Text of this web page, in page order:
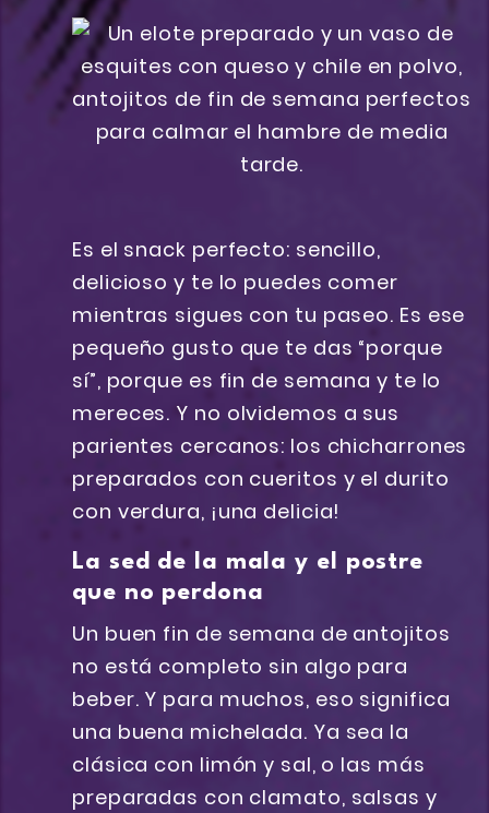
Es el snack perfecto: sencillo,
delicioso y te lo puedes comer
mientras sigues con tu paseo. Es ese
pequeño gusto que te das “porque
sí”, porque es fin de semana y te lo
mereces. Y no olvidemos a sus
parientes cercanos: los chicharrones
preparados con cueritos y el durito
con verdura, ¡una delicia!
La sed de la mala y el postre
que no perdona
Un buen fin de semana de antojitos
no está completo sin algo para
beber. Y para muchos, eso significa
una buena michelada. Ya sea la
clásica con limón y sal, o las más
preparadas con clamato, salsas y